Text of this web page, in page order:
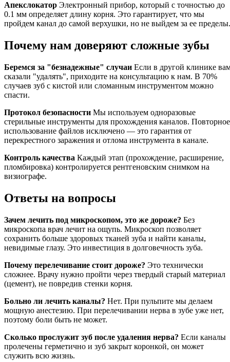
Апекслокатор Электронный прибор, который с точностью до
0.1 мм определяет длину корня. Это гарантирует, что мы
пройдем канал до самой верхушки, но не выйдем за ее пределы.
Почему нам доверяют сложные зубы
Беремся за "безнадежные" случаи Если в другой клинике
сказали "удалять", приходите на консультацию к нам. В 70%
случаев зуб с кистой или сломанным инструментом можно
спасти.
Протокол безопасности Мы используем одноразовые
стерильные инструменты для прохождения каналов. Повторное
использование файлов исключено — это гарантия от
перекрестного заражения и отлома инструмента в канале.
Контроль качества Каждый этап (прохождение, расширение,
пломбировка) контролируется рентгеновским снимком на
визиографе.
Ответы на вопросы
Зачем лечить под микроскопом, это же дороже? Без
микроскопа врач лечит на ощупь. Микроскоп позволяет
сохранить больше здоровых тканей зуба и найти каналы,
невидимые глазу. Это инвестиция в долговечность зуба.
Почему перелечивание стоит дороже? Это технически
сложнее. Врачу нужно пройти через твердый старый материал
(цемент), не повредив стенки корня.
Больно ли лечить каналы? Нет. При пульпите мы делаем
мощную анестезию. При перелечивании нерва в зубе уже нет,
поэтому боли быть не может.
Сколько прослужит зуб после удаления нерва? Если каналы
пролечены герметично и зуб закрыт коронкой, он может
служить всю жизнь.